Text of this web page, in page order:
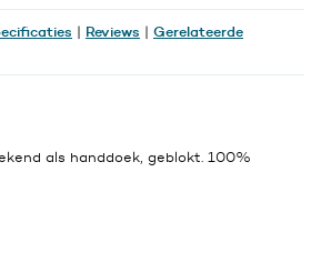
| Reviews | Gerelateerde
als handdoek, geblokt. 100%